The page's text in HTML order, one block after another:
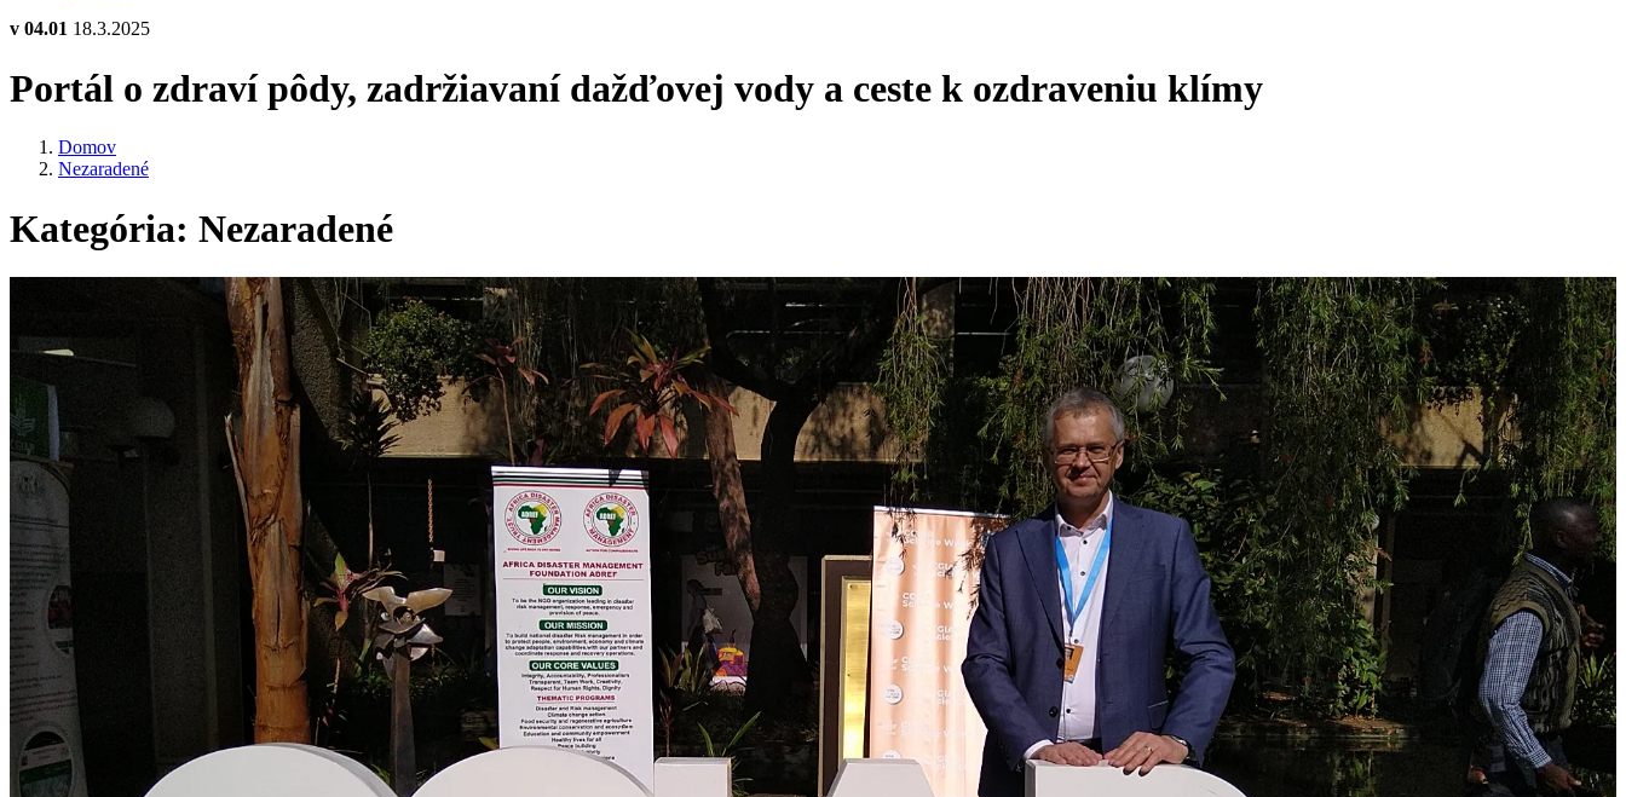
v 04.01 18.3.2025
Portál o zdraví pôdy, zadržiavaní dažďovej vody a ceste k ozdraveniu klímy
Domov
Nezaradené
Kategória: Nezaradené